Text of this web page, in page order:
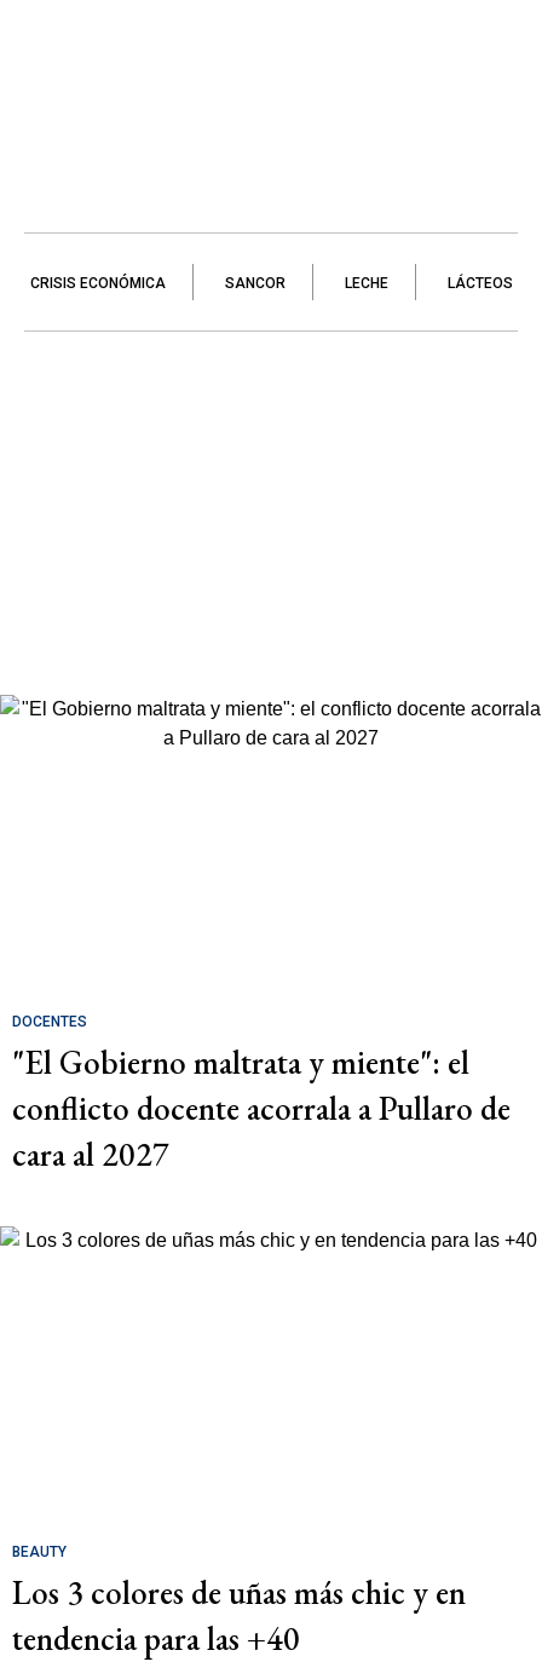
CRISIS ECONÓMICA SANCOR LECHE LÁCTEOS
DOCENTES
"El Gobierno maltrata y miente": el
conflicto docente acorrala a Pullaro de
cara al 2027
BEAUTY
Los 3 colores de uñas más chic y en
tendencia para las +40